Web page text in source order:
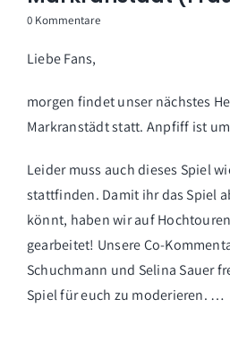
0 Kommentare
Liebe Fans,
morgen findet unser nächstes
Markranstädt statt. Anpfiff ist
Leider muss auch dieses Spiel
stattfinden. Damit ihr das Spiel
könnt, haben wir auf
gearbeitet! Unsere Co-
Schuchmann und Selina Sauer
Spiel für euch zu moderieren. …